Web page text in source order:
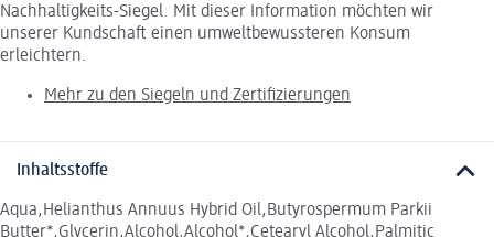
Nachhaltigkeits-Siegel. Mit dieser Information möchten wir
unserer Kundschaft einen umweltbewussteren Konsum
erleichtern.
Mehr zu den Siegeln und Zertifizierungen
Inhaltsstoffe
Aqua,Helianthus Annuus Hybrid Oil,Butyrospermum Parkii
Butter*,Glycerin,Alcohol,Alcohol*,Cetearyl Alcohol,Palmitic